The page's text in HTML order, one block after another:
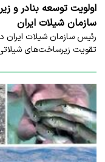
اولویت توسعه بنادر و
سازمان شیلات ایران
رئیس سازمان شیلات ایران
تقویت زیرساخت‌های